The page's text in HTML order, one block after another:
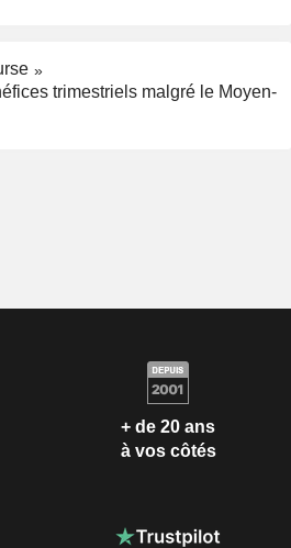
trimestriels malgré le Moyen-
+ de 20 ans
à vos côtés